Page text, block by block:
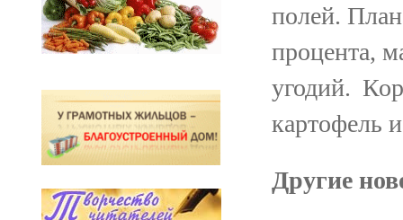
полей.
процента,
угодий.
картофель
Другие